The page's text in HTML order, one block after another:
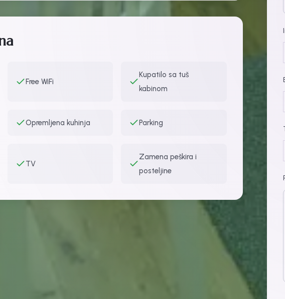
Free WiFi
Kupatilo sa tuš
kabinom
Opremljena kuhinja Parking
TV
Zamena peškira i
posteljine